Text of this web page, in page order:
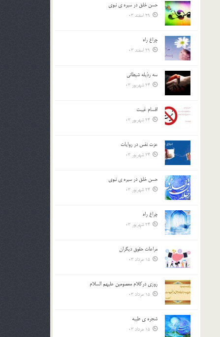
حسن خلق در سيره ي نبوي
29 اسفند 03
چراغ راه
29 اسفند 03
سه رذیله شیطانی
24 شهریور 03
اقسام غيبت
24 شهریور 03
عزت نفس در روايات
24 شهریور 03
حسن خلق در سيره ي نبوي
24 شهریور 03
چراغ راه
24 شهریور 03
مراعات حقوق ديگران
15 مرداد 03
روزي دركلام معصومين عليهم السلام
15 مرداد 03
شجره ي طيبه
15 مرداد 03